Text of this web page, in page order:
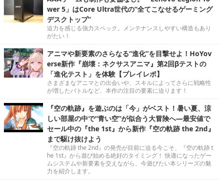
wer 5」はCore Ultra世代の“全てこなせるゲーミング
デスクトップ”
迫力を感じる強力スペック。メンテナンスしやすい構造もあり
がたい！
アニマや新要素のさらなる“進化”を目撃せよ！HoYov
erse新作『崩壊：ネクサスアニマ』第2回βテストの
「進化テスト」を体験【プレイレポ】
さまざまなアニマとの出会いや、スキルによってさらに戦略性
が増したバトルなど、本作の注目の要素に迫ります！
『空の軌跡』を遊ぶのは「今」がベスト！暑い夏、涼
しい部屋の中で“青い空”が似合う大冒険へ―最安値で
セール中の『the 1st』から新作『空の軌跡 the 2nd』
まで駆け抜けよう
『空の軌跡 the 2nd』の発売が目前に迫る今こそ、『空の軌跡 t
he 1st』から遊び始める絶好のタイミング！ 快適になったゲー
ムシステムや新要素を交えながら、今遊びたい本シリーズの魅
力を紹介します。